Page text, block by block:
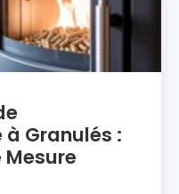
Granulés :
Mesure